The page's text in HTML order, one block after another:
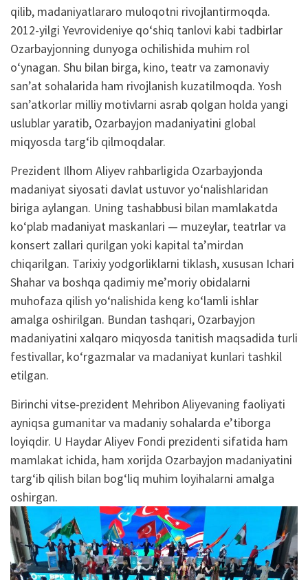
qilib, madaniyatlararo muloqotni rivojlantirmoqda.
2012-yilgi Yevrovideniye qo‘shiq tanlovi kabi tadbirlar
Ozarbayjonning dunyoga ochilishida muhim rol
o‘ynagan. Shu bilan birga, kino, teatr va zamonaviy
san’at sohalarida ham rivojlanish kuzatilmoqda. Yosh
san’atkorlar milliy motivlarni asrab qolgan holda yangi
uslublar yaratib, Ozarbayjon madaniyatini global
miqyosda targ‘ib qilmoqdalar.
Prezident Ilhom Aliyev rahbarligida Ozarbayjonda
madaniyat siyosati davlat ustuvor yo‘nalishlaridan
biriga aylangan. Uning tashabbusi bilan mamlakatda
ko‘plab madaniyat maskanlari — muzeylar, teatrlar va
konsert zallari qurilgan yoki kapital ta’mirdan
chiqarilgan. Tarixiy yodgorliklarni tiklash, xususan Ichari
Shahar va boshqa qadimiy me’moriy obidalarni
muhofaza qilish yo‘nalishida keng ko‘lamli ishlar
amalga oshirilgan. Bundan tashqari, Ozarbayjon
madaniyatini xalqaro miqyosda tanitish maqsadida turli
festivallar, ko‘rgazmalar va madaniyat kunlari tashkil
etilgan.
Birinchi vitse-prezident Mehribon Aliyevaning faoliyati
ayniqsa gumanitar va madaniy sohalarda e’tiborga
loyiqdir. U Haydar Aliyev Fondi prezidenti sifatida ham
mamlakat ichida, ham xorijda Ozarbayjon madaniyatini
targ‘ib qilish bilan bog‘liq muhim loyihalarni amalga
oshirgan.